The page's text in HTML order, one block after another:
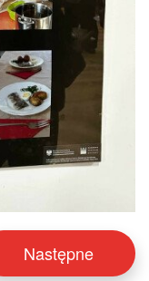
Następne